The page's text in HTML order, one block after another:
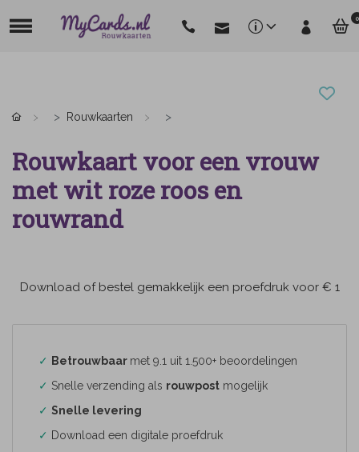
0
Rouwkaarten
Rouwkaart voor een vrouw
met wit roze roos en
rouwrand
Download of bestel gemakkelijk een proefdruk voor € 1
✓ Betrouwbaar met 9.1 uit 1.500+ beoordelingen
✓ Snelle verzending als rouwpost mogelijk
✓ Snelle levering
✓ Download een digitale proefdruk